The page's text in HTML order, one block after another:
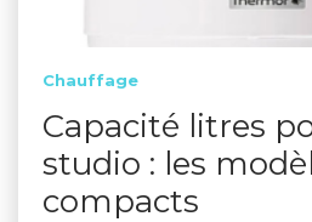
Chauffage
Capacité litres
studio : les
compacts